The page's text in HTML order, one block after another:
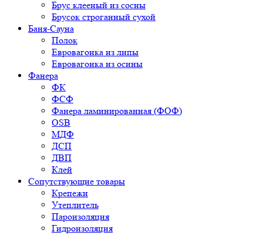
Брус клееный из сосны
Брусок строганный сухой
Баня-Сауна
Полок
Евровагонка из липы
Евровагонка из осины
Фанера
ФК
ФСФ
Фанера ламинированная (ФОФ)
OSB
МДФ
ДСП
ДВП
Клей
Сопутствующие товары
Крепежи
Утеплитель
Пароизоляция
Гидроизоляция